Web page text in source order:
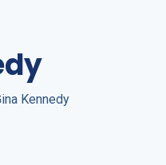
Kennedy